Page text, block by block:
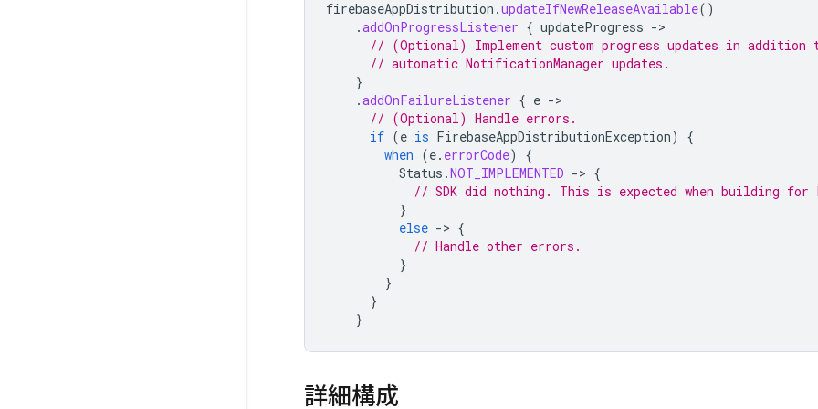
firebaseAppDistribution .updateIfNewReleaseAvailable()
.addOnProgressListener { updateProgress -
// (Optional) Implement custom progress updates in addition
// automatic NotificationManager updates.
}
.addOnFailureListener { e -
// (Optional) Handle errors.
if (e is FirebaseAppDistributionException)
{
when (e. errorCode)
{
Status .NOT_IMPLEMENTED -> {
// SDK did nothing. This is expected when building for
}
else -> {
// Handle other errors.
}
}
}
}
詳細構成